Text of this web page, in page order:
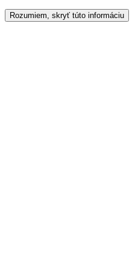
Rozumiem, skryť túto informáciu